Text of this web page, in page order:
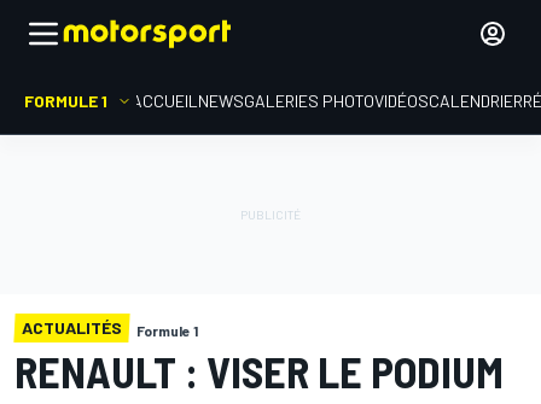
FORMULE 1 ACCUEIL NEWSGALERIES PHOTOVIDÉOSCALENDRIER
ACTUALITÉS Formule 1
RENAULT : VISER LE PODIUM